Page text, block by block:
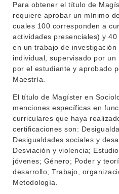
INSTITUCIONAL
DEPARTAMENTOS
ENSEÑANZA
INVESTIGACIÓN
BEDELÍA
EVA FCS
OFERTA DE GRADO
POSGRADOS
Para obtener el título de
requiere aprobar un mínimo
cuales 100 corresponden a
actividades presenciales) y
en un trabajo de
individual, supervisado por
por el estudiante y aprobado
Maestría.
El título de Magíster en
menciones específicas en
curriculares que haya
certificaciones son:
Desigualdades sociales y
Desviación y violencia;
jóvenes; Género; Poder y
desarrollo; Trabajo,
Metodología.